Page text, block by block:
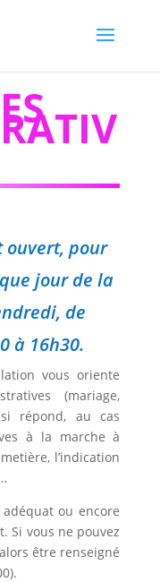
ouvert, pour
jour de la
de
à 16h30.
vous oriente
(mariage,
répond, au cas
à la marche à
l’indication
ou encore
Si vous ne pouvez
être renseigné